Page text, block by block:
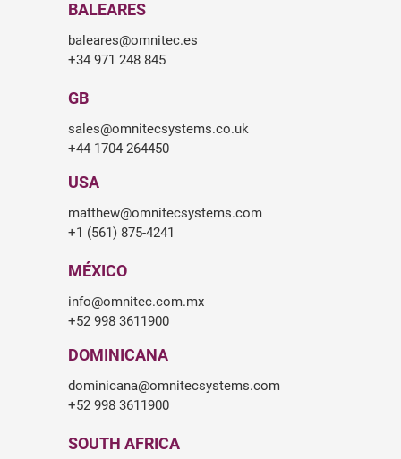
BALEARES
baleares@omnitec.es
+34 971 248 845
GB
sales@omnitecsystems.co.uk
+44 1704 264450
USA
matthew@omnitecsystems.com
+1 (561) 875-4241
MÉXICO
info@omnitec.com.mx
+52 998 3611900
DOMINICANA
dominicana@omnitecsystems.com
+52 998 3611900
SOUTH AFRICA